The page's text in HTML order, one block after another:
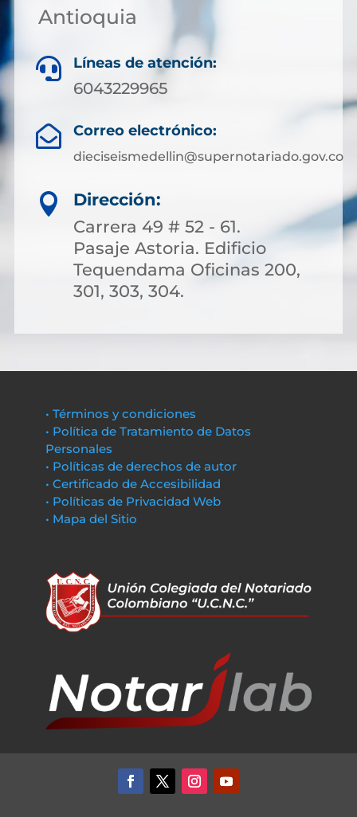
Antioquia
 Líneas de atención:
6043229965
 Correo electrónico:
dieciseismedellin@supernotariado.gov.co

Dirección:
Carrera 49 # 52 - 61.
Pasaje Astoria. Edificio
Tequendama Oficinas 200,
301, 303, 304.
• Términos y condiciones
• Política de Tratamiento de Datos
Personales
• Políticas de derechos de autor
• Certificado de Accesibilidad
• Políticas de Privacidad Web
• Mapa del Sitio